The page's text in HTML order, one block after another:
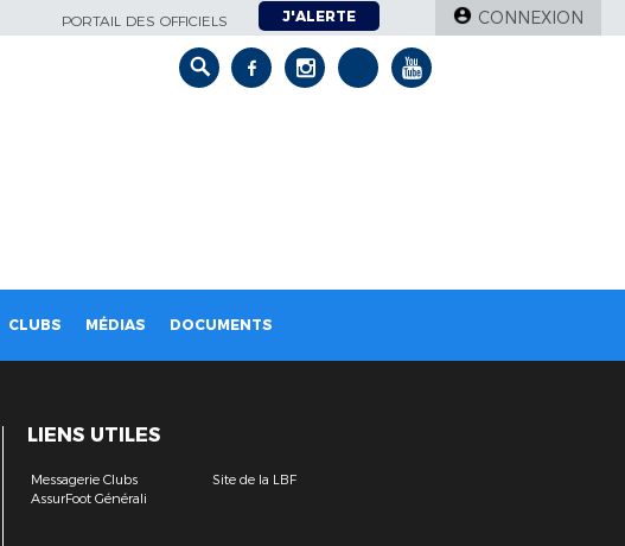
PORTAIL DES OFFICIELS J'ALERTE CONNEXION
CLUBS MÉDIAS DOCUMENTS
LIENS UTILES
Messagerie Clubs
AssurFoot Générali
Site de la LBF